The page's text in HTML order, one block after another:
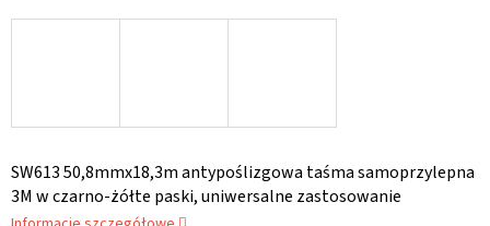
SW613 50,8mmx18,3m antypoślizgowa taśma samoprzylepna
3M w czarno-żółte paski, uniwersalne zastosowanie